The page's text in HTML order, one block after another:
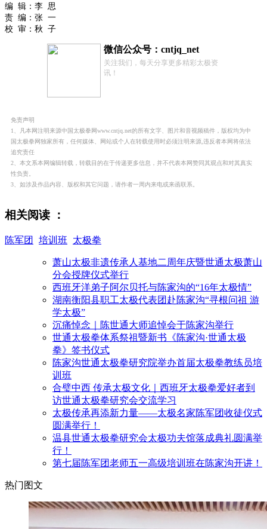
编 辑：李 思
责 编：张 一
校 审：秋 子
微信公众号：cntjq_net
关注我们，每天分享更多精彩太极资
讯！
免责声明
1、凡本网注明来源中国太极拳网www.cntjq.net的所有文字、图片和音视频稿件，版权均为中
国太极拳网独家所有，任何媒体、网站或个人在转载使用时必须注明来源,违反者本网将依法
追究责任
2、本文系本网编辑转载，转载目的在于传递更多信息，并不代表本网赞同其观点和对其真实
性负责。
3、如涉及作品内容、版权和其它问题，请作者一周内来电或来函联系。
相关阅读 ：
陈军团 培训班 太极拳
萧山太极非遗传承人基地二周年庆暨世通太极萧山
分会授牌仪式举行
西班牙洋弟子阿尔贝托与陈家沟的“16年太极情”
湖南衡阳县职工太极代表团赴陈家沟“寻根问祖 游
学太极”
沉痛悼念｜陈世通大师追悼会于陈家沟举行
世通太极拳体系祭祖暨新书《陈家沟·世通太极
拳》签书仪式
陈家沟世通太极拳研究院举办首届太极拳教练员培
训班
合璧中西 传承太极文化｜西班牙太极拳爱好者到
访世通太极拳研究会交流学习
太极传承再添新力量——太极名家陈军团收徒仪式
圆满举行！
温县世通太极拳研究会太极功夫馆落成典礼圆满举
行！
第七届陈军团老师五一高级培训班在陈家沟开讲！
热门图文